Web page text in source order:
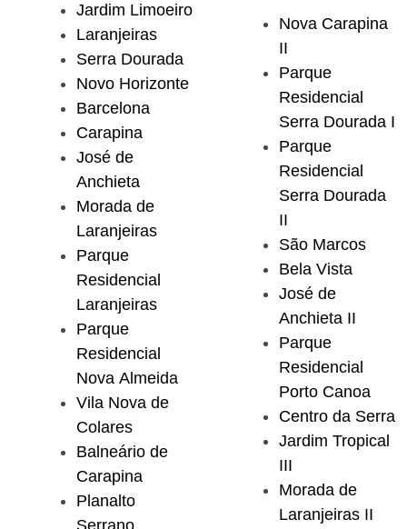
Jardim Limoeiro
Laranjeiras
Serra Dourada
Novo Horizonte
Barcelona
Carapina
José de
Anchieta
Morada de
Laranjeiras
Parque
Residencial
Laranjeiras
Parque
Residencial
Nova Almeida
Vila Nova de
Colares
Balneário de
Carapina
Planalto
Nova Carapina
II
Parque
Residencial
Serra Dourada I
Parque
Residencial
Serra Dourada
II
São Marcos
Bela Vista
José de
Anchieta II
Parque
Residencial
Porto Canoa
Centro da Serra
Jardim Tropical
III
Morada de
Laranjeiras II